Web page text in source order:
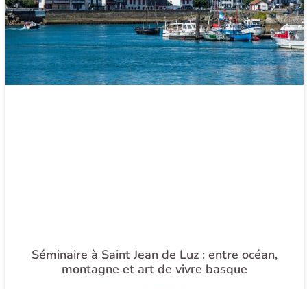
Séminaire à Saint Jean de Luz : entre océan,
montagne et art de vivre basque